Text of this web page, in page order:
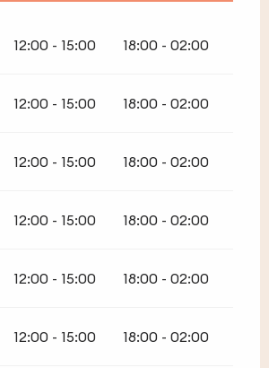
12:00 - 15:00 18:00 - 02:00
12:00 - 15:00 18:00 - 02:00
12:00 - 15:00 18:00 - 02:00
12:00 - 15:00 18:00 - 02:00
12:00 - 15:00 18:00 - 02:00
12:00 - 15:00 18:00 - 02:00